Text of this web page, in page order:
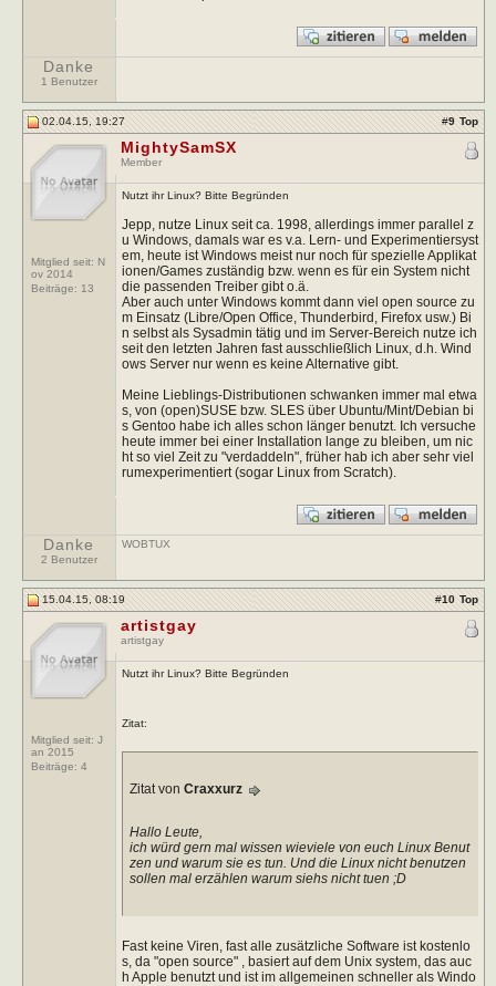
Danke
1 Benutzer
02.04.15, 19:27 #9 Top
Mitglied seit: N
ov 2014
Beiträge: 13
MightySamSX
Member
Nutzt ihr Linux? Bitte Begründen
Jepp, nutze Linux seit ca. 1998, allerdings immer parallel z
u Windows, damals war es v.a. Lern- und Experimentiersyst
em, heute ist Windows meist nur noch für spezielle Applikat
ionen/Games zuständig bzw. wenn es für ein System nicht
die passenden Treiber gibt o.ä.
Aber auch unter Windows kommt dann viel open source zu
m Einsatz (Libre/Open Office, Thunderbird, Firefox usw.) Bi
n selbst als Sysadmin tätig und im Server-Bereich nutze ich
seit den letzten Jahren fast ausschließlich Linux, d.h. Wind
ows Server nur wenn es keine Alternative gibt.
Meine Lieblings-Distributionen schwanken immer mal etwa
s, von (open)SUSE bzw. SLES über Ubuntu/Mint/Debian bi
s Gentoo habe ich alles schon länger benutzt. Ich versuche
heute immer bei einer Installation lange zu bleiben, um nic
ht so viel Zeit zu "verdaddeln", früher hab ich aber sehr viel
rumexperimentiert (sogar Linux from Scratch).
Danke
2 Benutzer
WOBTUX
15.04.15, 08:19 #10 Top
Mitglied seit: J
an 2015
Beiträge: 4
artistgay
artistgay
Nutzt ihr Linux? Bitte Begründen
Zitat:
Zitat von Craxxurz
Hallo Leute,
ich würd gern mal wissen wieviele von euch Linux Benut
zen und warum sie es tun. Und die Linux nicht benutzen
sollen mal erzählen warum siehs nicht tuen ;D
Fast keine Viren, fast alle zusätzliche Software ist kostenlo
s, da "open source" , basiert auf dem Unix system, das auc
h Apple benutzt und ist im allgemeinen schneller als Windo